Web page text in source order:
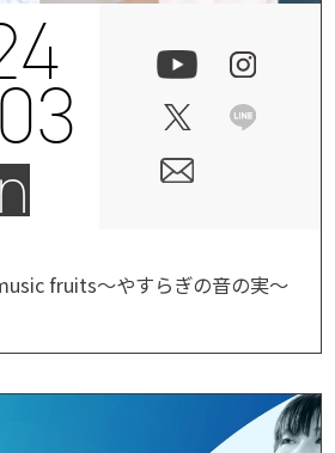
fruits～やすらぎの音の実～